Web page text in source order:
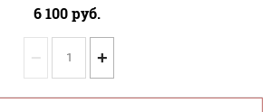
6 100руб.
− +